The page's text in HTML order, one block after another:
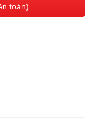
toàn)